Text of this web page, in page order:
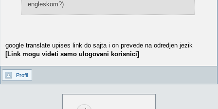
engleskom?)
google translate upises link do sajta i on prevede na odredjen jezik
[Link mogu videti samo ulogovani korisnici]
Profil